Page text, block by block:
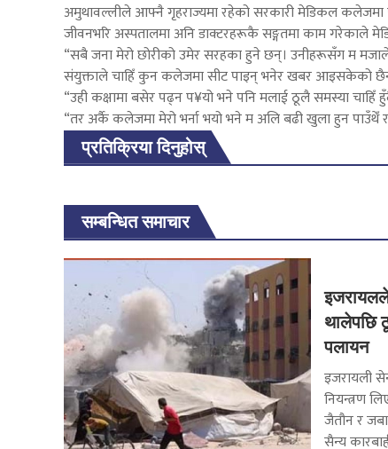
अमुथावल्लीले आफ्नै गृहराज्यमा रहेको सरकारी मेडिकल कलेजमा
जीवनभरि अस्पतालमा अनि डाक्टरहरूकै सङ्गतमा काम गरेकाले
“सबै जना मेरो छोरीको उमेर सरहका हुने छन्। उनीहरूसँग म
संयुक्ताले चाहिँ कुन कलेजमा सीट पाइन् भनेर खबर आइसकेको
“उही कक्षामा बसेर पढ्न प¥यो भने पनि मलाई ठूलै समस्या चाहिँ
“तर अर्कै कलेजमा मेरो भर्ना भयो भने म अलि बढी खुला हुन पाउँथेँ
प्रतिक्रिया दिनुहोस्
सम्बन्धित समाचार
थालेपछि
पलायन
इजरायली
नियन्त्रण
जैतौन र
सैन्य